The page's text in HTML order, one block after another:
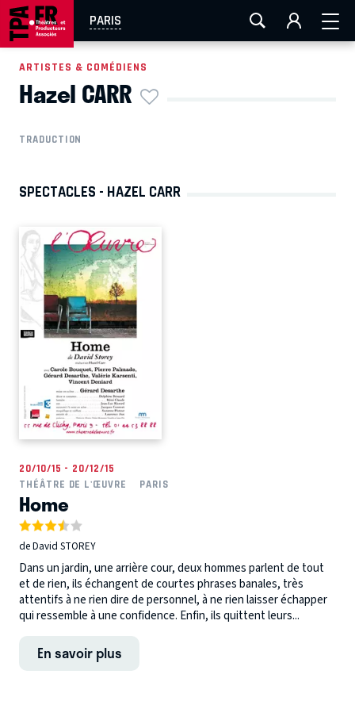
PARIS
AIX-MARSEILLE LA ROCHELLE
EN TOURNÉE
ARTISTES & COMÉDIENS
Hazel CARR
TRADUCTION
SPECTACLES - HAZEL CARR
20/10/15 - 20/12/15
THÉÂTRE DE L'ŒUVRE
PARIS
Home
de David STOREY
Dans un jardin, une arrière cour, deux hommes parlent de tout
et de rien, ils échangent de courtes phrases banales, très
attentifs à ne rien dire de personnel, à ne rien laisser échapper
qui ressemble à une confidence. Enfin, ils quittent leurs...
En savoir plus